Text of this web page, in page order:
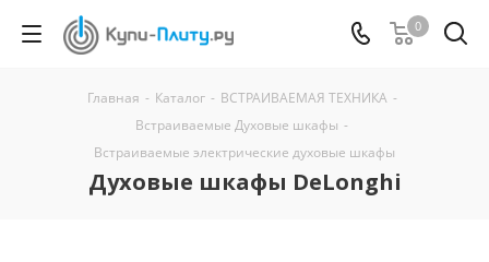
0
Главная - Каталог - ВСТРАИВАЕМАЯ ТЕХНИКА -
Встраиваемые Духовые шкафы -
Встраиваемые электрические духовые шкафы
Духовые шкафы DeLonghi